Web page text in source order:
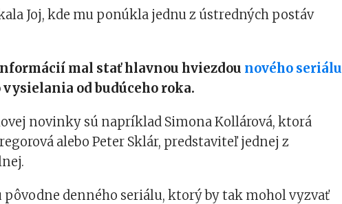
Joj, kde mu ponúkla jednu z ústredných postáv
mal stať hlavnou hviezdou nového seriálu
od budúceho roka.
novinky sú napríklad Simona Kollárová, ktorá
alebo Peter Sklár, predstaviteľ jednej z
pôvodne denného seriálu, ktorý by tak mohol vyzvať